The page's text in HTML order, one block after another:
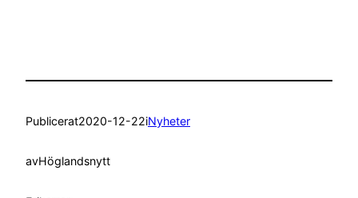
Publicerat2020-12-22iNyheter
avHöglandsnytt